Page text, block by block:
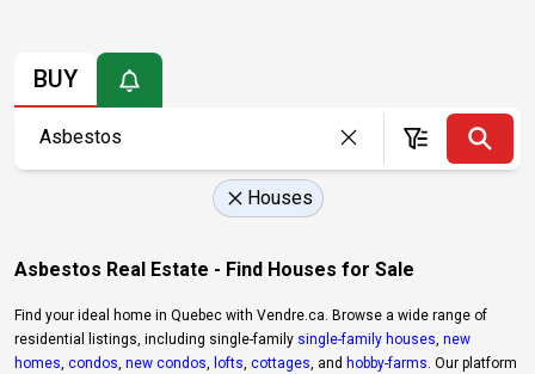
BUY
Houses
Asbestos Real Estate - Find Houses for Sale
Find your ideal home in Quebec with Vendre.ca. Browse a wide range of
residential listings, including single-family single-family houses new
homes condos new condos lofts cottages , and hobby-farms . Our platform